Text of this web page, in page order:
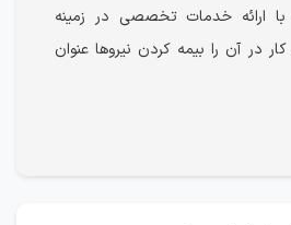
ارائه خدمات تخصصی در زمینه
کار در آن را بیمه‌ کردن نیروها عنوان